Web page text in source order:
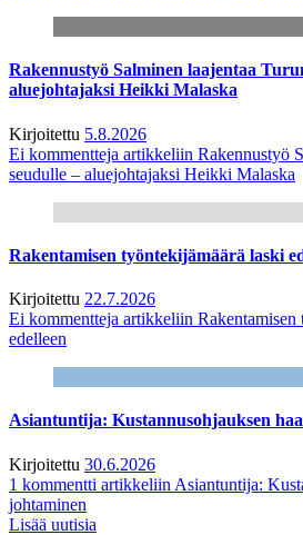
Rakennustyö Salminen laajentaa
aluejohtajaksi Heikki Malaska
Kirjoitettu 5.8.2026
Ei kommentteja artikkeliin Rakennustyö
seudulle – aluejohtajaksi Heikki Malaska
Rakentamisen työntekijämäärä laski
Kirjoitettu 22.7.2026
Ei kommentteja artikkeliin Rakentamisen
edelleen
Asiantuntija: Kustannusohjauksen
Kirjoitettu 30.6.2026
1 kommentti artikkeliin Asiantuntija:
johtaminen
Lisää uutisia